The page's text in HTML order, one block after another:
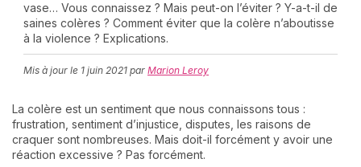
vase… Vous connaissez ? Mais peut-on l’éviter ? Y-a-t-il de
saines colères ? Comment éviter que la colère n’aboutisse
à la violence ? Explications.
Mis à jour le 1 juin 2021 par Marion Leroy
La colère est un sentiment que nous connaissons tous :
frustration, sentiment d’injustice, disputes, les raisons de
craquer sont nombreuses. Mais doit-il forcément y avoir une
réaction excessive ? Pas forcément.